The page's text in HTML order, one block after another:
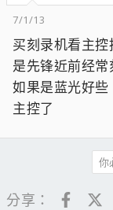
7/1/13
买刻录机看主
是先锋近前经
如果是蓝光好
主控了
你
分享：